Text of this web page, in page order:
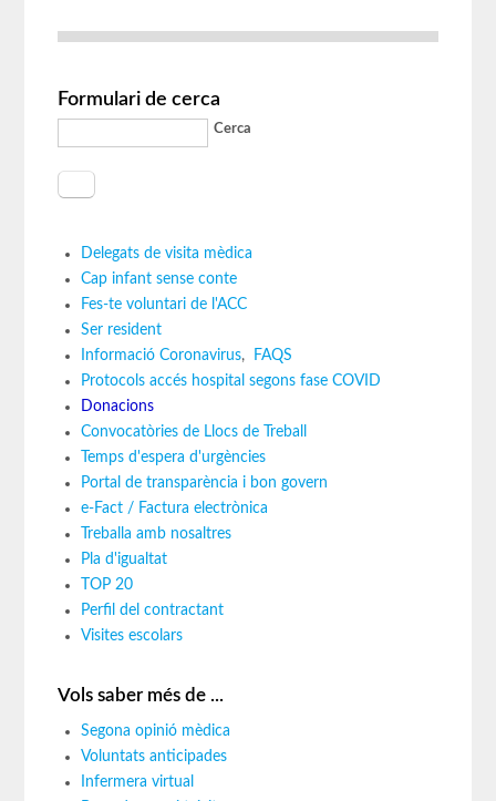
Formulari de cerca
Cerca
Delegats de visita mèdica
Cap infant sense conte
Fes-te voluntari de l'ACC
Ser resident
Informació Coronavirus,
FAQS
Protocols accés hospital segons fase COVID
Donacions
Convocatòries de Llocs de Treball
Temps d'espera d'urgències
Portal de transparència i bon govern
e-Fact / Factura electrònica
Treballa amb nosaltres
Pla d'igualtat
TOP 20
Perfil del contractant
Visites escolars
Vols saber més de ...
Segona opinió mèdica
Voluntats anticipades
Infermera virtual